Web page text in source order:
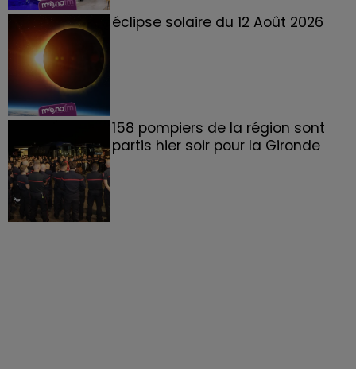
éclipse solaire du 12 Août 2026
158 pompiers de la région sont
partis hier soir pour la Gironde